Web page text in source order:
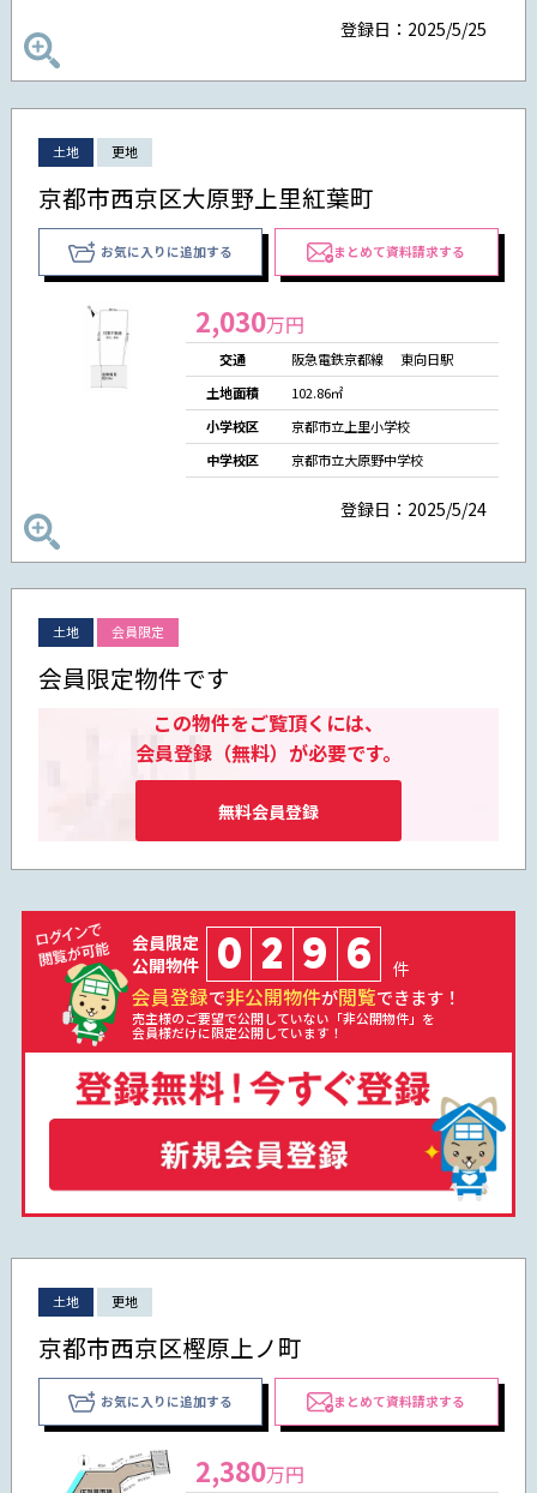
登録日：2025/5/25
土地 更地
京都市西京区大原野上里紅葉町
お気に入りに追加する まとめて資料請求する
2,030万円
交通
阪急電鉄京都線 東向日駅
土地面積
102.86㎡
小学校区
京都市立上里小学校
中学校区
京都市立大原野中学校
登録日：2025/5/24
土地 会員限定
会員限定物件です
この物件をご覧頂くには、
会員登録（無料）が必要です。
無料会員登録
会員限定
公開物件
0 2 9 6 件
会員登録で非公開物件が閲覧できます！
売主様のご要望で公開していない「非公開物件」を
会員様だけに限定公開しています！
土地 更地
京都市西京区樫原上ノ町
お気に入りに追加する まとめて資料請求する
2,380万円